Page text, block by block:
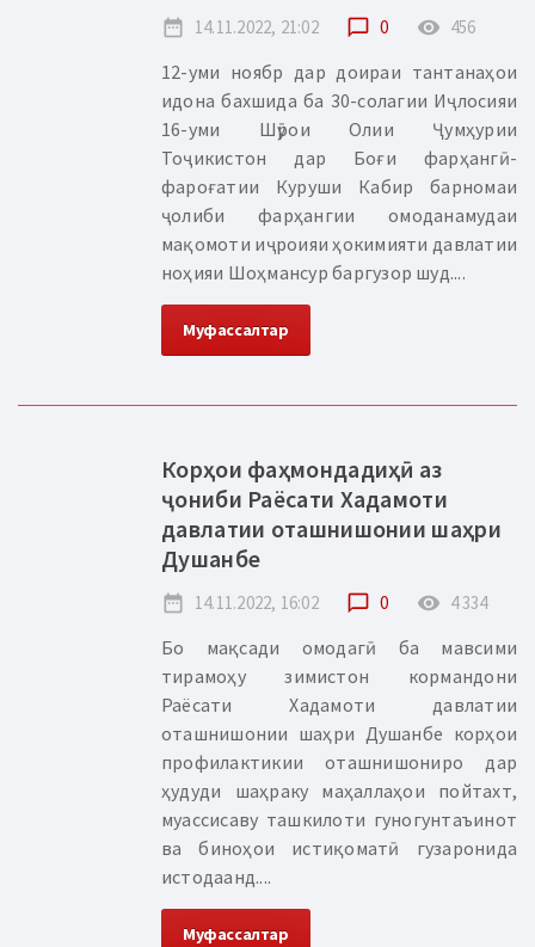
date_range 14.11.2022, 21:02 chat_bubble_outline 0 remove_red_eye 456
12-уми ноябр дар доираи тантанаҳои
идона бахшида ба 30-солагии Иҷлосияи
16-уми Шӯрои Олии Ҷумҳурии
Тоҷикистон дар Боғи фарҳангӣ-
фароғатии Куруши Кабир барномаи
ҷолиби фарҳангии омоданамудаи
мақомоти иҷроияи ҳокимияти давлатии
ноҳияи Шоҳмансур баргузор шуд....
Муфассалтар
Корҳои фаҳмондадиҳӣ аз
ҷониби Раёсати Хадамоти
давлатии оташнишонии шаҳри
Душанбе
date_range 14.11.2022, 16:02 chat_bubble_outline 0 remove_red_eye 4 334
Бо мақсади омодагӣ ба мавсими
тирамоҳу зимистон кормандони
Раёсати Хадамоти давлатии
оташнишонии шаҳри Душанбе корҳои
профилактикии оташнишониро дар
ҳудуди шаҳраку маҳаллаҳои пойтахт,
муассисаву ташкилоти гуногунтаъинот
ва биноҳои истиқоматӣ гузаронида
истодаанд....
Муфассалтар